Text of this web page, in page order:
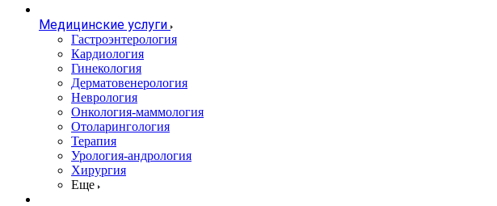
Медицинские услуги
Гастроэнтерология
Кардиология
Гинекология
Дерматовенерология
Неврология
Онкология-маммология
Отоларингология
Терапия
Урология-андрология
Хирургия
Еще